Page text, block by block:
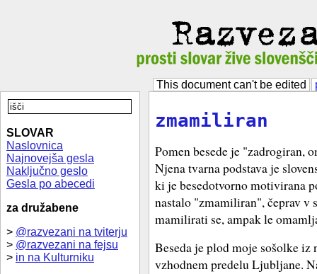
This document can't be edited
SLOVAR
Naslovnica
Najnovejša gesla
Naključno geslo
Gesla po abecedi
za družabene
> @razvezani na tviterju
> @razvezani na fejsu
> in na Kulturniku
zmamiliran
Pomen besede je "zadrogiran,
Njena tvarna podstava je
ki je besedotvorno motivirana
nastalo "zmamiliran", čeprav v
mamilirati se, ampak le
Beseda je plod moje sošolke iz
vzhodnem predelu Ljubljane.